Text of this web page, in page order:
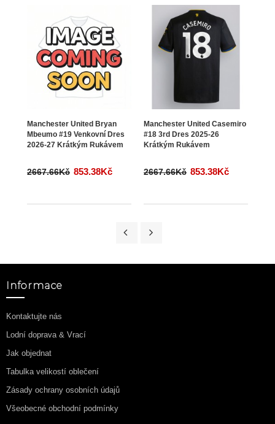
Manchester United Bryan
Mbeumo #19 Venkovní Dres
2026-27 Krátkým Rukávem
2667.66Kč 853.38Kč
Manchester United Casemiro
#18 3rd Dres 2025-26
Krátkým Rukávem
2667.66Kč 853.38Kč
Informace
Kontaktujte nás
Lodní doprava & Vrací
Jak objednat
Tabulka velikostí oblečení
Zásady ochrany osobních údajů
Všeobecné obchodní podmínky